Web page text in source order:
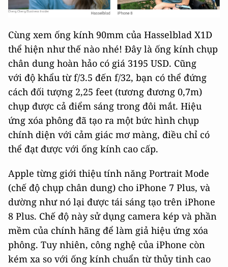
Cùng xem ống kính 90mm của Hasselblad X1D
thể hiện như thế nào nhé! Đây là ống kính chụp
chân dung hoàn hảo có giá 3195 USD. Cũng
với độ khẩu từ f/3.5 đến f/32, bạn có thể đứng
cách đối tượng 2,25 feet (tương đương 0,7m)
chụp được cả điểm sáng trong đôi mắt. Hiệu
ứng xóa phông đã tạo ra một bức hình chụp
chính diện với cảm giác mơ màng, điều chỉ có
thể đạt được với ống kính cao cấp.
Apple từng giới thiệu tính năng Portrait Mode
(chế độ chụp chân dung) cho iPhone 7 Plus, và
dường như nó lại được tái sáng tạo trên iPhone
8 Plus. Chế độ này sử dụng camera kép và phần
mềm của chính hãng để làm giả hiệu ứng xóa
phông. Tuy nhiên, công nghệ của iPhone còn
kém xa so với ống kính chuẩn từ thủy tinh cao